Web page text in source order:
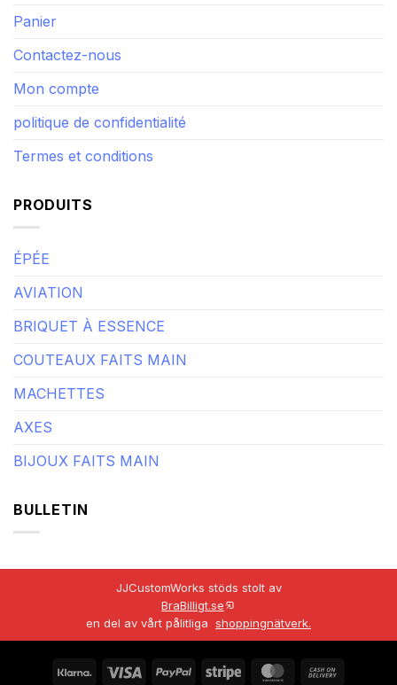
Panier
Contactez-nous
Mon compte
politique de confidentialité
Termes et conditions
PRODUITS
ÉPÉE
AVIATION
BRIQUET À ESSENCE
COUTEAUX FAITS MAIN
MACHETTES
AXES
BIJOUX FAITS MAIN
BULLETIN
JJCustomWorks stöds stolt av
BraBilligt.se
en del av vårt pålitliga shoppingnätverk.